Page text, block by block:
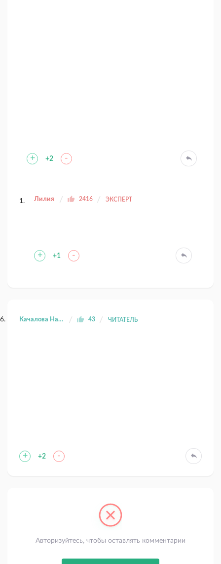
+ +2 -
Лилия 2416 ЭКСПЕРТ
+ +1 -
Качалова Наиля 43 ЧИТАТЕЛЬ
+ +2 -
Авторизуйтесь, чтобы оставлять комментарии